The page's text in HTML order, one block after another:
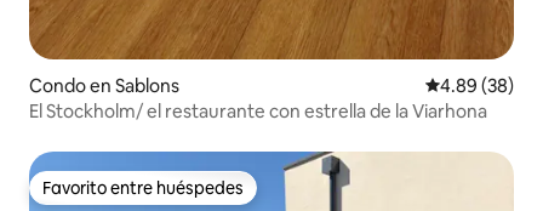
Condo en Sablons Calificación
4.89 (38)
El Stockholm/ el restaurante con estrella de la Viarhona
Favorito entre huéspedes
Favorito entre huéspedes